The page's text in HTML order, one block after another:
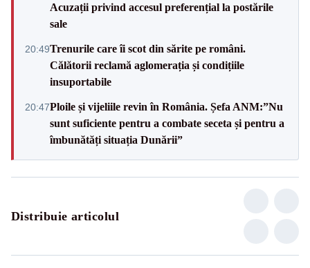
Acuzații privind accesul preferențial la postările
sale
20:49Trenurile care îi scot din sărite pe români.
Călătorii reclamă aglomerația și condițiile
insuportabile
20:47Ploile și vijeliile revin în România. Șefa ANM:”Nu
sunt suficiente pentru a combate seceta și pentru a
îmbunătăți situația Dunării”
Distribuie articolul